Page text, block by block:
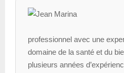
professionnel avec une
domaine de la santé et du
plusieurs années